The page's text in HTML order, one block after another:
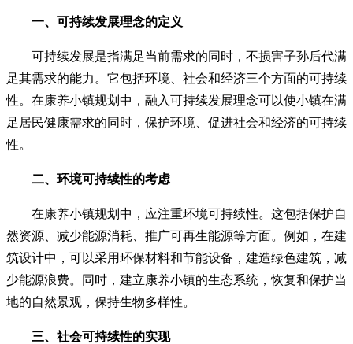
一、可持续发展理念的定义
可持续发展是指满足当前需求的同时，不损害子孙后代满
足其需求的能力。它包括环境、社会和经济三个方面的可持续
性。在康养小镇规划中，融入可持续发展理念可以使小镇在满
足居民健康需求的同时，保护环境、促进社会和经济的可持续
性。
二、环境可持续性的考虑
在康养小镇规划中，应注重环境可持续性。这包括保护自
然资源、减少能源消耗、推广可再生能源等方面。例如，在建
筑设计中，可以采用环保材料和节能设备，建造绿色建筑，减
少能源浪费。同时，建立康养小镇的生态系统，恢复和保护当
地的自然景观，保持生物多样性。
三、社会可持续性的实现